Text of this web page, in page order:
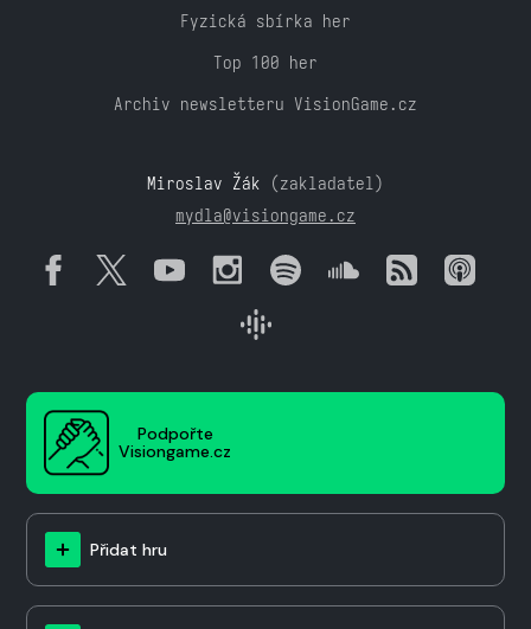
Fyzická sbírka her
Top 100 her
Archiv newsletteru VisionGame.cz
Miroslav Žák (zakladatel)
mydla@visiongame.cz
Podpořte
Visiongame.cz
Přidat hru